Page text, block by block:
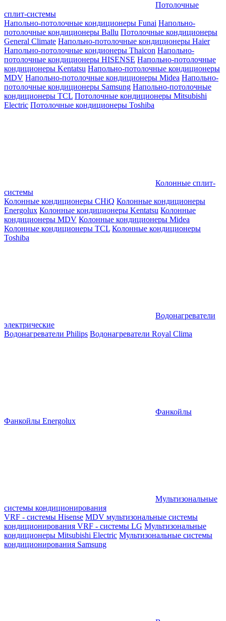
Потолочные
сплит-системы
Напольно-потолочные кондиционеры Funai Напольно-
потолочные кондиционеры Ballu Потолочные кондиционеры
General Climate Напольно-потолочные кондиционеры Haier
Напольно-потолочные кондионеры Thaicon Напольно-
потолочные кондиционеры HISENSE Напольно-потолочные
кондиционеры Kentatsu Напольно-потолочные кондиционеры
MDV Напольно-потолочные кондиционеры Midea Напольно-
потолочные кондиционеры Samsung Напольно-потолочные
кондиционеры TCL Потолочные кондиционеры Mitsubishi
Electric Потолочные кондиционеры Toshiba
Колонные сплит-
системы
Колонные кондиционеры CHiQ Колонные кондиционеры
Energolux Колонные кондиционеры Kentatsu Колонные
кондиционеры MDV Колонные кондиционеры Midea
Колонные кондиционеры TCL Колонные кондиционеры
Toshiba
Водонагреватели
электрические
Водонагреватели Philips Водонагреватели Royal Clima
Фанкойлы
Фанкойлы Energolux
Мультизональные
системы кондиционирования
VRF - системы Hisense MDV мультизональные системы
кондиционирования VRF - системы LG Мультизональные
кондиционеры Mitsubishi Electric Мультизональные системы
кондиционирования Samsung